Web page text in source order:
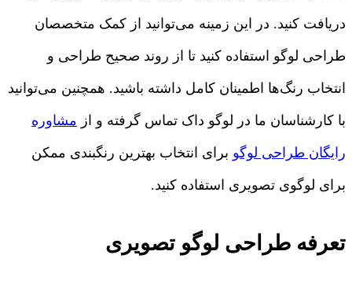
دریافت کنید. در این زمینه می‌توانید از کمک متخصصان
طراحی لوگو استفاده کنید تا از روند صحیح طراحی و
انتخاب رنگ‌ها اطمینان کامل داشته باشید. همچنین می‌توانید
با کارشناسان ما در لوگو داک تماس گرفته و از مشاوره
رایگان طراحی لوگو برای انتخاب بهترین رنگبندی ممکن
برای لوگوی تصویری استفاده کنید.
تعرفه طراحی لوگو تصویری